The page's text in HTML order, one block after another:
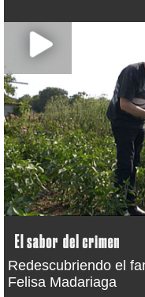
Redescubriendo el
Felisa Madariaga